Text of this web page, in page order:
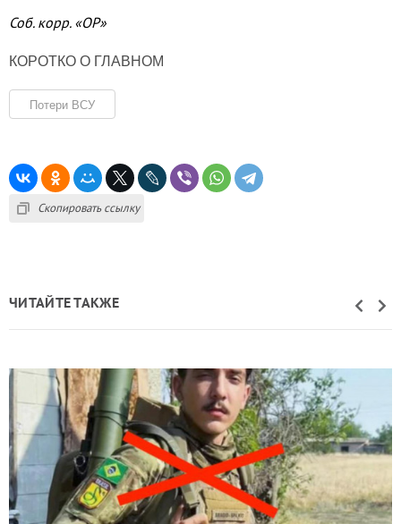
Соб. корр. «ОР»
КОРОТКО О ГЛАВНОМ
Потери ВСУ
Скопировать ссылку
ЧИТАЙТЕ ТАКЖЕ